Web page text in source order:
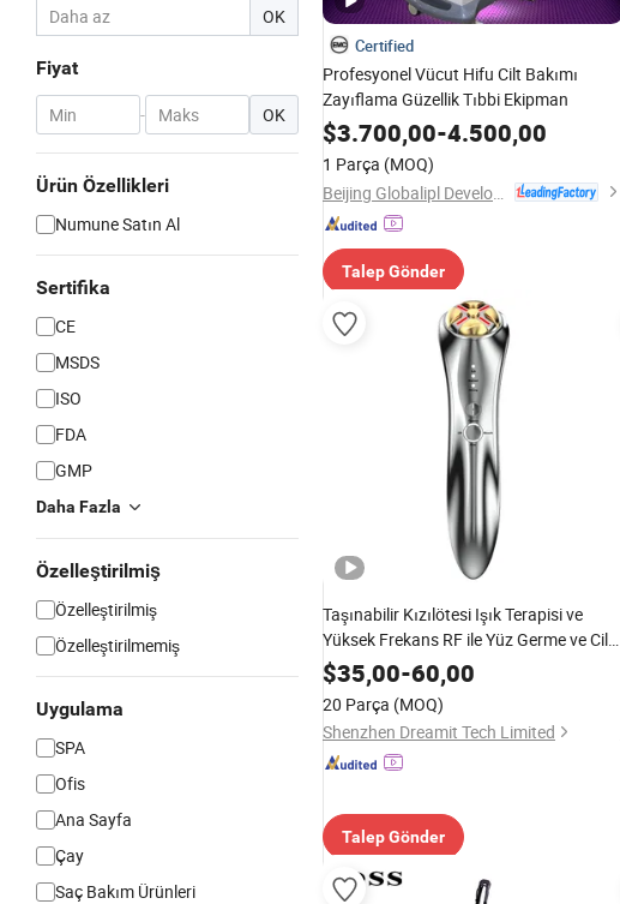
OK
Fiyat
- OK
Ürün Özellikleri
Numune Satın Al
Sertifika
CE
MSDS
ISO
FDA
GMP
Daha Fazla
Özelleştirilmiş
Özelleştirilmiş
Özelleştirilmemiş
Uygulama
SPA
Ofis
Ana Sayfa
Çay
Saç Bakım Ürünleri
Certified
Profesyonel Vücut Hifu Cilt Bakımı
Zayıflama Güzellik Tıbbi Ekipman
$3.700,00-4.500,00
1 Parça (MOQ)
Talep Gönder
Taşınabilir Kızılötesi Işık Terapisi ve
Yüksek Frekans RF ile Yüz Germe ve Cilt
Sıkılaştırma Ev Kullanımı Cilt Bakım
Güzellik Ekipmanı
$35,00-60,00
20 Parça (MOQ)
Shenzhen Dreamit Tech Limited
Talep Gönder